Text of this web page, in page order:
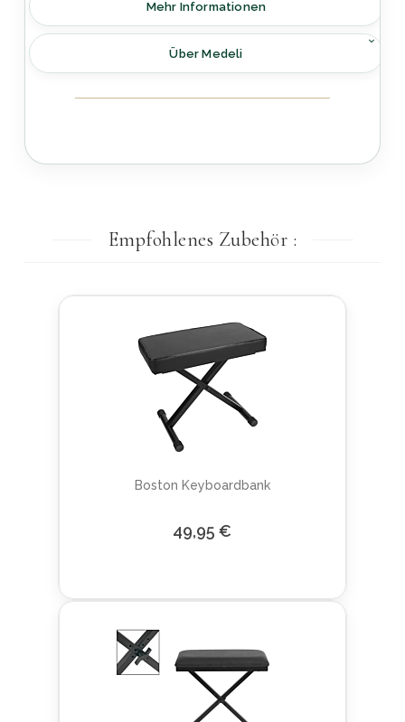
Mehr Informationen
Über Medeli
Empfohlenes Zubehör :
Boston Keyboardbank
49,95 €